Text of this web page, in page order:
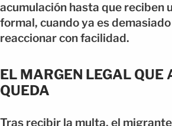
acumulación hasta que reciben
formal, cuando ya es
reaccionar con facilidad.
EL MARGEN LEGAL QUE
QUEDA
Tras recibir la multa, el